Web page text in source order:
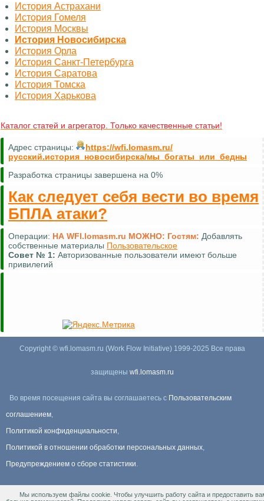
История Астрахани
История Гомеля
История Москвы
История Новосибирска
История Орла
История Санкт-Петербурга
История Саратова
История Томска
История Харькова
Каталог статей и агрегатор. Только качественные статьи!
Адрес страницы:
https://wfi.lomasm.ru/
русский.история_новосибирска/мы_богаты_или_бедны
Разработка страницы завершена на 0%
Как следует себя вести во время
БПЛА атаки?
Операции: НА WFI.lomasm.ru МОЖНО: Гостям: Добавлять
собственные материалы Пользовательское
Совет № 1: Авторизованные пользователи имеют больше
привилегий
Copyright © wfi.lomasm.ru (Work Flow Initiative) 1999-2025 Все права
защищены wfi.lomasm.ru
Во время посещения сайта вы соглашаетесь с Пользовательским
соглашением
Политикой конфиденциальности
Политикой в отношении обработки персональных данных
Предупреждением о сборе статистики
Информация Для правообладателей.
Мы используем файлы cookie. Чтобы улучшить работу сайта и предоставить